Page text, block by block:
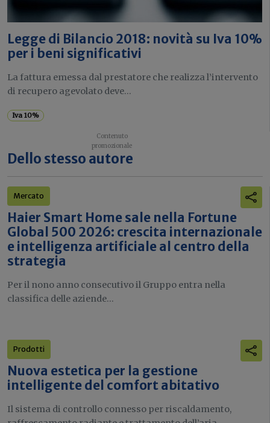
Legge di Bilancio 2018: novità su Iva 10%
per i beni significativi
La fattura emessa dal prestatore che realizza l’intervento
di recupero agevolato deve...
Iva 10%
Dello stesso autore
Mercato
Haier Smart Home sale nella Fortune
Global 500 2026: crescita internazionale
e intelligenza artificiale al centro della
strategia
Per il nono anno consecutivo il Gruppo entra nella
classifica delle aziende...
Prodotti
Nuova estetica per la gestione
intelligente del comfort abitativo
Il sistema di controllo connesso per riscaldamento,